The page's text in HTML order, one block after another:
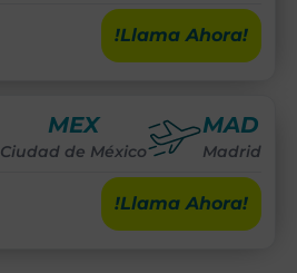
!Llama Ahora!
MEX
Ciudad de México
MAD
Madrid
!Llama Ahora!